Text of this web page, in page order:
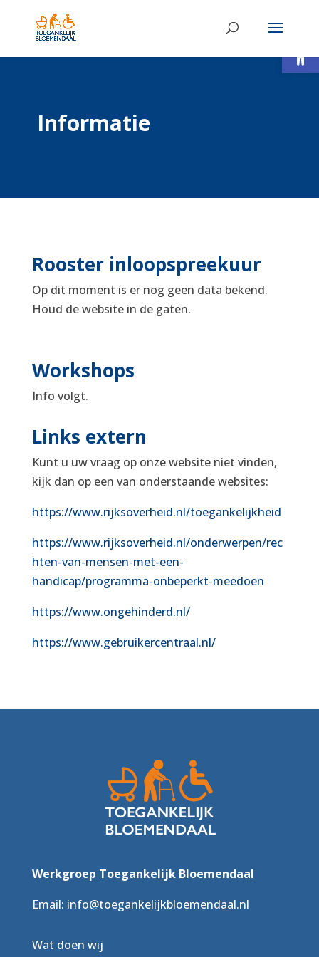
Informatie
Rooster inloopspreekuur
Op dit moment is er nog geen data bekend.
Houd de website in de gaten.
Workshops
Info volgt.
Links extern
Kunt u uw vraag op onze website niet vinden,
kijk dan op een van onderstaande websites:
https://www.rijksoverheid.nl/toegankelijkheid
https://www.rijksoverheid.nl/onderwerpen/rec
hten-van-mensen-met-een-
handicap/programma-onbeperkt-meedoen
https://www.ongehinderd.nl/
https://www.gebruikercentraal.nl/
Werkgroep Toegankelijk Bloemendaal
Email: info@toegankelijkbloemendaal.nl
Wat doen wij